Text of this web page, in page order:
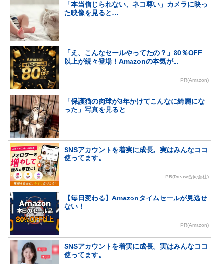
「本当信じられない、ネコ尊い」カメラに映っ
た映像を見ると…
「え、こんなセールやってたの？」80％OFF
以上が続々登場！Amazonの本気が...
PR(Amazon)
「保護猫の肉球が3年かけてこんなに綺麗にな
った」写真を見ると
SNSアカウントを着実に成長。実はみんなココ
使ってます。
PR(Dreaw合同会社)
【毎日変わる】Amazonタイムセールが見逃せ
ない！
PR(Amazon)
SNSアカウントを着実に成長。実はみんなココ
使ってます。